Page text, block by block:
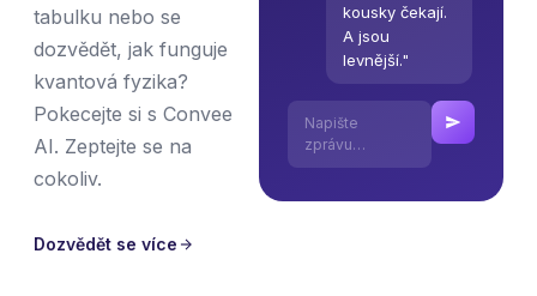
tabulku nebo se
dozvědět, jak funguje
kvantová fyzika?
Pokecejte si s Convee
AI. Zeptejte se na
cokoliv.
Dozvědět se více
kousky čekají.
A jsou
levnější."
Napište
zprávu…